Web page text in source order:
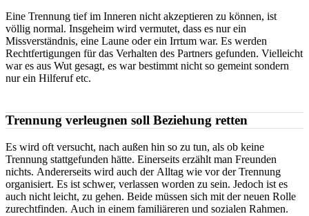
Eine Trennung tief im Inneren nicht akzeptieren zu können, ist
völlig normal. Insgeheim wird vermutet, dass es nur ein
Missverständnis, eine Laune oder ein Irrtum war. Es werden
Rechtfertigungen für das Verhalten des Partners gefunden. Vielleicht
war es aus Wut gesagt, es war bestimmt nicht so gemeint sondern
nur ein Hilferuf etc.
Trennung verleugnen soll Beziehung retten
Es wird oft versucht, nach außen hin so zu tun, als ob keine
Trennung stattgefunden hätte. Einerseits erzählt man Freunden
nichts. Andererseits wird auch der Alltag wie vor der Trennung
organisiert. Es ist schwer, verlassen worden zu sein. Jedoch ist es
auch nicht leicht, zu gehen. Beide müssen sich mit der neuen Rolle
zurechtfinden. Auch in einem familiäreren und sozialen Rahmen.